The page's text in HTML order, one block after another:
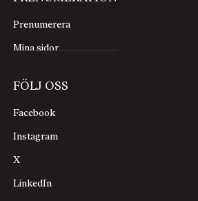
Prenumerera
Mina sidor
FÖLJ OSS
Facebook
Instagram
X
LinkedIn